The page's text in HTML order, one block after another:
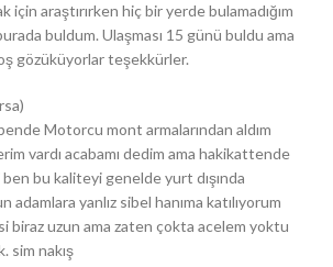
için araştırırken hiç bir yerde bulamadığım
buldum. Ulaşması 15 günü buldu ama
gözüküyorlar teşekkürler.
Motorcu mont armalarından aldım
vardı acabamı dedim ama hakikattende
bu kaliteyi genelde yurt dışında
yanlız sibel hanıma katılıyorum
biraz uzun ama zaten çokta acelem yoktu
sim nakış